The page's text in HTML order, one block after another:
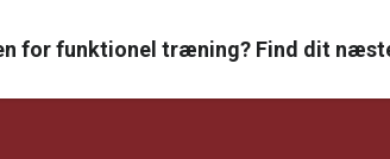
for funktionel træning? Find dit